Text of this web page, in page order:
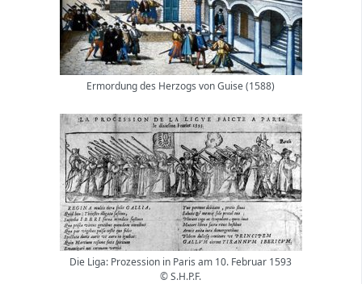
Ermordung des Herzogs von Guise (1588)
Die Liga: Prozession in Paris am 10. Februar 1593
© S.H.P.F.